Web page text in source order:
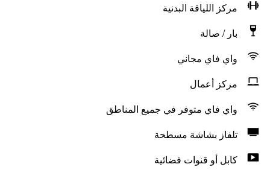
مركز اللياقة البدنية
بار / صالة
واي فاي مجاني
مركز أعمال
واي فاي متوفر في جميع المناطق
تلفاز بشاشة مسطحة
كابل أو قنوات فضائية